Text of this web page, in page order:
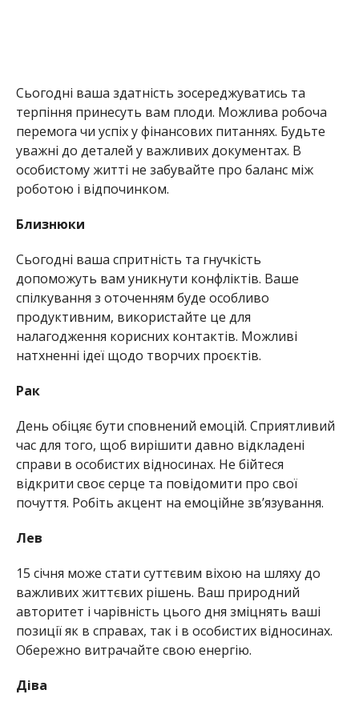
Сьогодні ваша здатність зосереджуватись та
терпіння принесуть вам плоди. Можлива робоча
перемога чи успіх у фінансових питаннях. Будьте
уважні до деталей у важливих документах. В
особистому житті не забувайте про баланс між
роботою і відпочинком.
Близнюки
Сьогодні ваша спритність та гнучкість
допоможуть вам уникнути конфліктів. Ваше
спілкування з оточенням буде особливо
продуктивним, використайте це для
налагодження корисних контактів. Можливі
натхненні ідеї щодо творчих проєктів.
Рак
День обіцяє бути сповнений емоцій. Сприятливий
час для того, щоб вирішити давно відкладені
справи в особистих відносинах. Не бійтеся
відкрити своє серце та повідомити про свої
почуття. Робіть акцент на емоційне зв’язування.
Лев
15 січня може стати суттєвим віхою на шляху до
важливих життєвих рішень. Ваш природний
авторитет і чарівність цього дня зміцнять ваші
позиції як в справах, так і в особистих відносинах.
Обережно витрачайте свою енергію.
Діва